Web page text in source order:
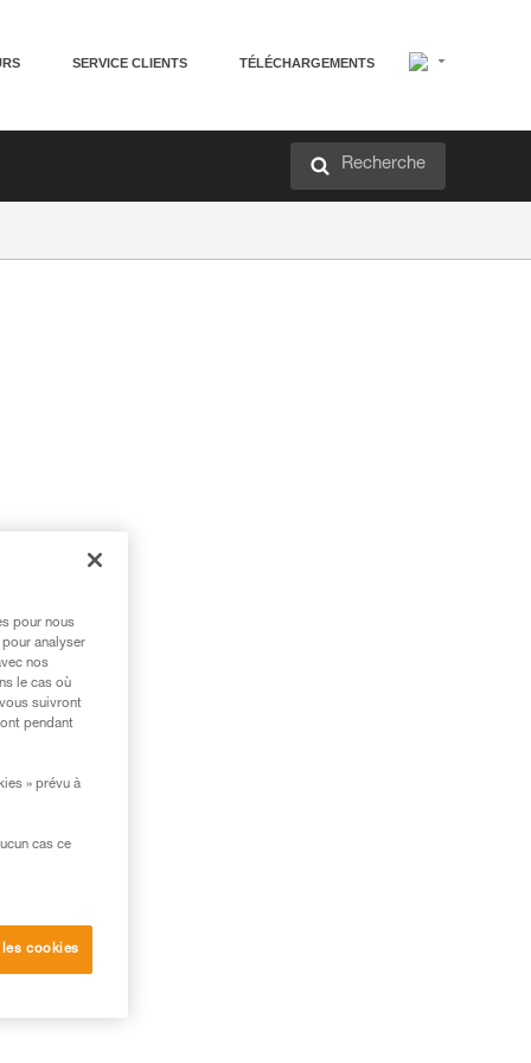
SERVICE CLIENTS TÉLÉCHARGEMENTS
Recherche
pour nous
analyser
nos
le cas où
suivront
pendant
» prévu à
cas ce
cookies